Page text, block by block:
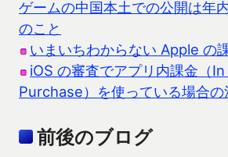
ゲームの中国本土での公開は年
のこと
いまいちわからない Apple の
iOS の審査でアプリ内課金（
Purchase）を使っている場合の
前後のブログ